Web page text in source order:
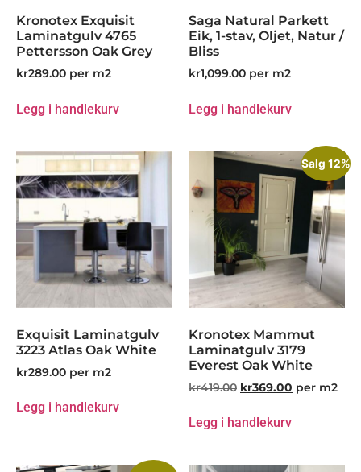
Kronotex Exquisit
Laminatgulv 4765
Pettersson Oak Grey
kr289.00 per m2
Legg i handlekurv
Saga Natural Parkett
Eik, 1-stav, Oljet, Natur /
Bliss
kr1,099.00 per m2
Legg i handlekurv
Exquisit Laminatgulv
3223 Atlas Oak White
kr289.00 per m2
Legg i handlekurv
Salg 12%
Kronotex Mammut
Laminatgulv 3179
Everest Oak White
kr419.00 kr369.00 per m2
Legg i handlekurv